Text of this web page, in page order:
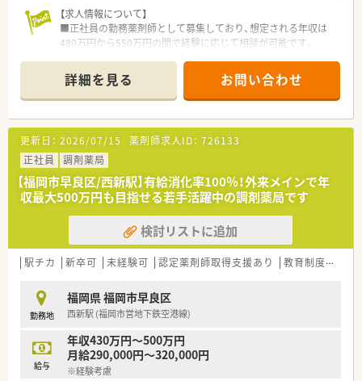
【求人情報について】
■正社員の勤務薬剤師として募集しており、想定される年収は
480万円から550万円の間で経験に応じて相談が可能です。
も整形外科門前の薬局でございます。
■産前産後休暇や育児休暇だけでなく介護休暇の取得実績もあ
るため、ライフステージが変化しても安心の職場環境です。
【募集背景と求める人物像について】
■今回は欠員補充を目的とした募集を行っており、即戦力として
現場で長く活躍してくれる正社員を求めています。
■調剤経験の長さよりも人としての本質が重視されるため、周囲
のスタッフと円滑な連携が取れる方が対象となります。
■すべての店舗で在宅医療を実施しているため、これからの時代
に必要とされる在宅業務に前向きな方を歓迎します。
【想定される業務内容】
■門前のクリニックから応需する整形外科やリハビリテーショ
■最先端のAI調剤ロボットや全自動分包機を駆使して、正確かつ
スピード感を持って調剤業務をこなしていきます。
■地域に根ざした薬局として、全店で100数件の個人宅を担当し
ているため丁寧な在宅訪問の業務も担当します。
詳細を見る お問い合わせ
更新日： 2026/07/15 薬剤師求人ID： 726133
正社員
調剤薬局
【福岡市早良区/西新駅】有給消化率100％！外来メインで年
収最大500万円も目指せる若手活躍中の調剤薬局です
検討リストに追加
駅チカ 新卒可 未経験可 認定薬剤師取得支援あり 教育制度あり
勤務地
福岡県 福岡市早良区
西新駅 (福岡市営地下鉄空港線)
給与
年収430万円～500万円
月給290,000円～320,000円
※経験考慮